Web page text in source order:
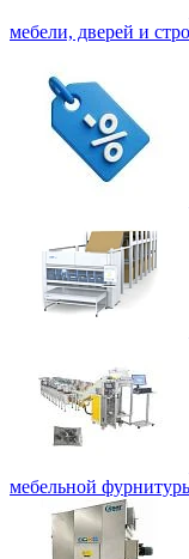
мебели, дверей и
мебельной